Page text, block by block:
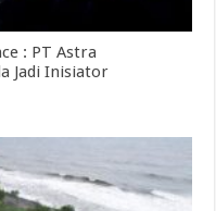
: PT Astra
Jadi Inisiator